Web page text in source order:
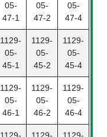
05-
47-1
05-
47-2
05-
47-4
1129-
05-
45-1
1129-
05-
45-2
1129-
05-
45-4
1129-
05-
46-1
1129-
05-
46-2
1129-
05-
46-4